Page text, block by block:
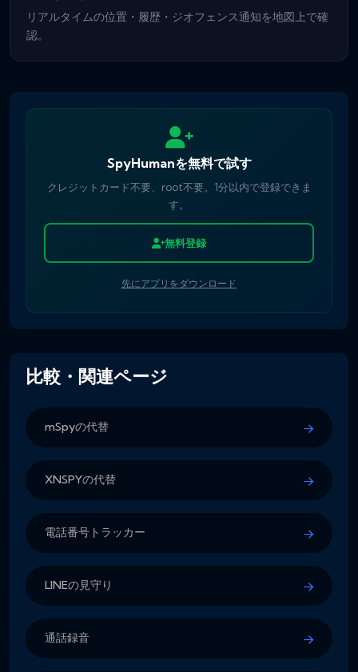
リアルタイムの位置・履歴・ジオフェンス通知を地図上で確
認。
SpyHumanを無料で試す
クレジットカード不要、root不要。1分以内で登録できま
す。
無料登録
先にアプリをダウンロード
比較・関連ページ
mSpyの代替
XNSPYの代替
電話番号トラッカー
LINEの見守り
通話録音